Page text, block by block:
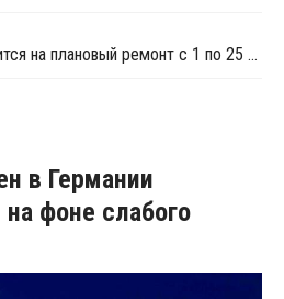
Атырауский НПЗ остановится на плановый ремонт с 1 по 25 октября
в Германии
фоне слабого